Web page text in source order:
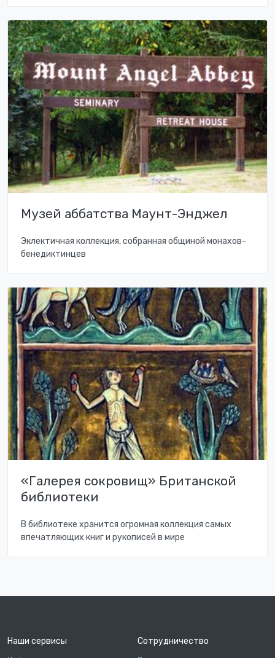
Музей аббатства Маунт-Энджел
Эклектичная коллекция, собранная общиной монахов-
бенедиктинцев
«Галерея сокровищ» Британской
библиотеки
В библиотеке хранится огромная коллекция самых
впечатляющих книг и рукописей в мире
Наши сервисы Сотрудничество